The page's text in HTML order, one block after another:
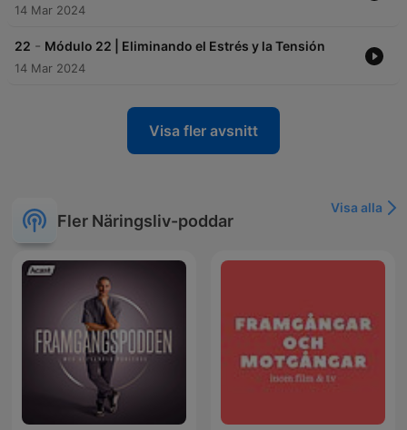
14 Mar 2024
22 - Módulo 22 | Eliminando el Estrés y la Tensión
14 Mar 2024
Visa fler avsnitt
Fler Näringsliv-poddar
Visa alla